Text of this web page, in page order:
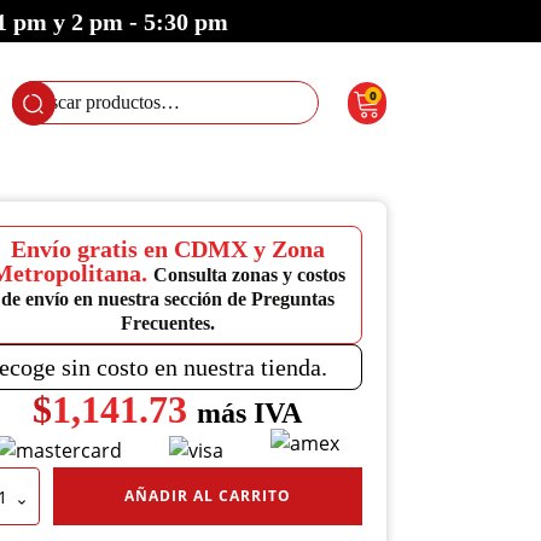
pm y 2 pm - 5:30 pm
Buscar
por:
0
Envío gratis en CDMX y Zona
Consulta zonas y costos
de envío en nuestra sección de Preguntas
Frecuentes.
sin costo en nuestra tienda.
$1,141.73 más IVA
AÑADIR AL CARRITO